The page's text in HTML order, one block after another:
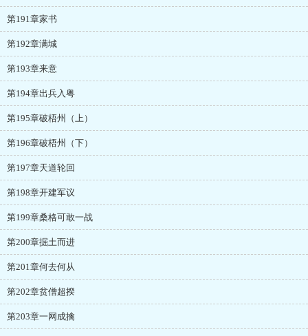
第191章家书
第192章满城
第193章来意
第194章出兵入粤
第195章破梧州（上）
第196章破梧州（下）
第197章天道轮回
第198章开建军议
第199章桑格可敢一战
第200章掘土而进
第201章何去何从
第202章贫僧超揆
第203章一网成擒